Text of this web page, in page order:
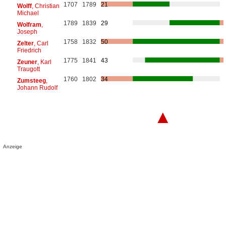
Wolff, Christian
Michael
1707 1789 21
Wolfram
Joseph
1789 1839 29
Zelter, Carl
Friedrich
1758 1832 50
Zeuner, Karl
Traugott
1775 1841 43
Zumsteeg,
Johann Rudolf
1760 1802 34
▲
Anzeige